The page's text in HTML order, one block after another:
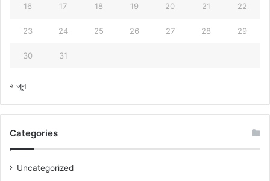
16 17 18 19 20 21 22
23 24 25 26 27 28 29
30 31
« जून
Categories
Uncategorized